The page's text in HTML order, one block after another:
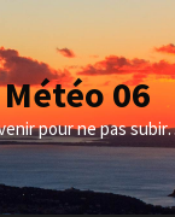
Météo 06
pour ne pas